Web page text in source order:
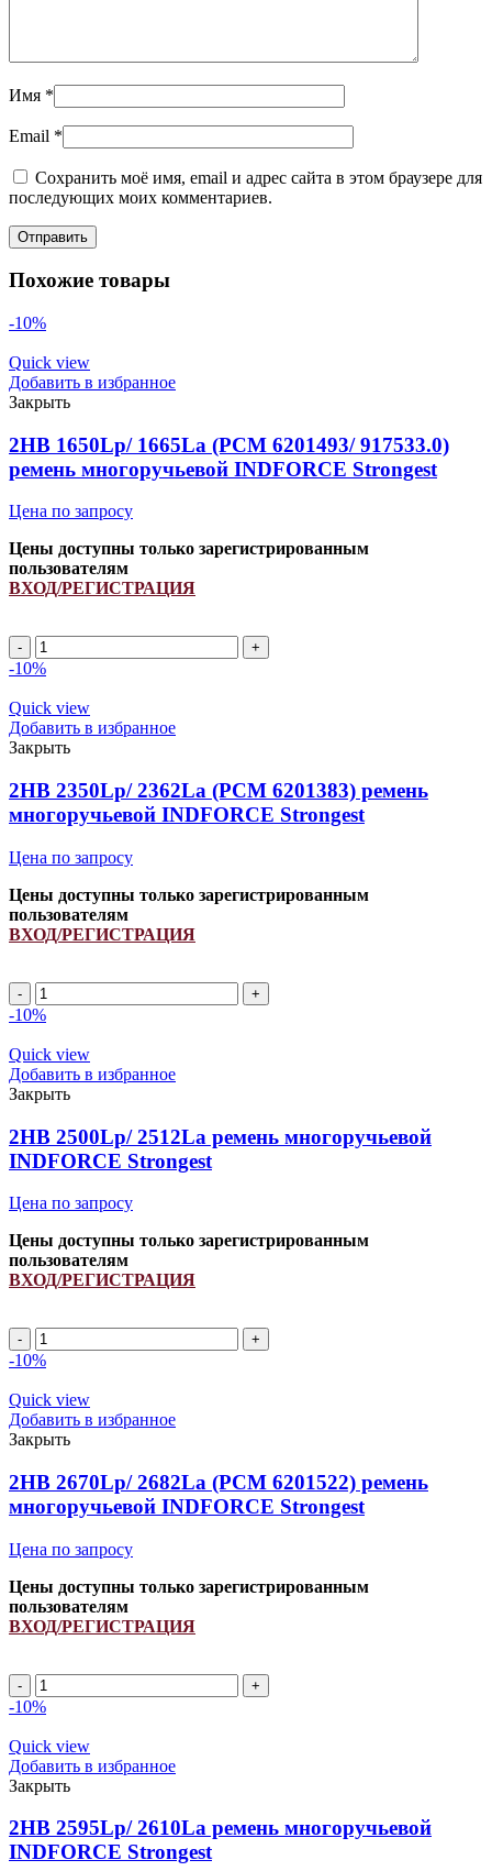
Имя *
Email *
Сохранить моё имя, email и адрес сайта в этом браузере для
последующих моих комментариев.
Похожие товары
-10%
Quick view
Добавить в избранное
Закрыть
2HB 1650Lp/ 1665La (PCM 6201493/ 917533.0)
ремень многоручьевой INDFORCE Strongest
Цена по запросу
Цены доступны только зарегистрированным
пользователям
ВХОД/РЕГИСТРАЦИЯ
Количество
товара
1650Lp/
1665La
(PCM
6201493/
917533.0)
ремень
многоручьевой
Strongest
-10%
Quick view
Добавить в избранное
Закрыть
2HB 2350Lp/ 2362La (PCM 6201383) ремень
многоручьевой INDFORCE Strongest
Цена по запросу
Цены доступны только зарегистрированным
пользователям
ВХОД/РЕГИСТРАЦИЯ
Количество
товара
2350Lp/
2362La
(PCM
6201383)
ремень
многоручьевой
INDFORCE
-10%
Quick view
Добавить в избранное
Закрыть
2HB 2500Lp/ 2512La ремень многоручьевой
INDFORCE Strongest
Цена по запросу
Цены доступны только зарегистрированным
пользователям
ВХОД/РЕГИСТРАЦИЯ
Количество
товара
2500Lp/
2512La
ремень
многоручьевой
INDFORCE
Strongest
-10%
Quick view
Добавить в избранное
Закрыть
2HB 2670Lp/ 2682La (PCM 6201522) ремень
многоручьевой INDFORCE Strongest
Цена по запросу
Цены доступны только зарегистрированным
пользователям
ВХОД/РЕГИСТРАЦИЯ
Количество
товара
2670Lp/
2682La
(PCM
6201522)
ремень
многоручьевой
INDFORCE
-10%
Quick view
Добавить в избранное
Закрыть
2HB 2595Lp/ 2610La ремень многоручьевой
INDFORCE Strongest